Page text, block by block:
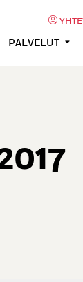
PALVELUT